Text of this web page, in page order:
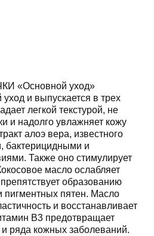
«Основной уход»
и выпускается в трех
легкой текстурой, не
и надолго увлажняет кожу
алоэ вера, известного
и
Также оно стимулирует
масло ослабляет
образованию
пигментных пятен. Масло
и восстанавливает
В3 предотвращает
ряда кожных заболеваний.